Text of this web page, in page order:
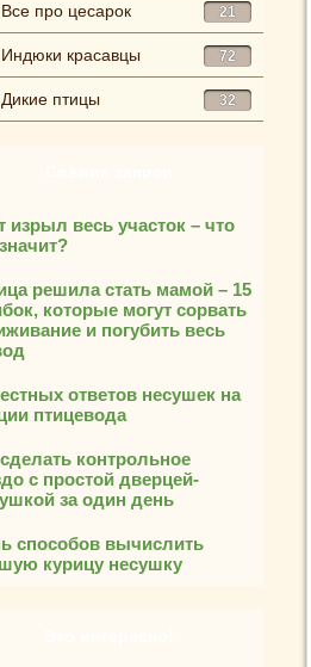
Все про цесарок 21
Индюки красавцы 72
Дикие птицы 32
изрыл весь участок – что
решила стать мамой – 15
которые могут сорвать
и погубить весь
ответов несушек на
птицевода
контрольное
с простой дверцей-
за один день
способов вычислить
курицу несушку